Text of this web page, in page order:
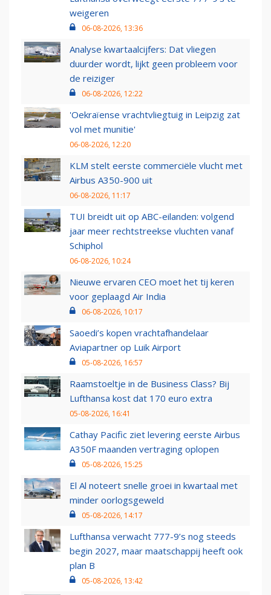
weigeren
06-08-2026, 13:36
Analyse kwartaalcijfers: Dat vliegen
duurder wordt, lijkt geen probleem voor
de reiziger
06-08-2026, 12:22
'Oekraïense vrachtvliegtuig in Leipzig zat
vol met munitie'
06-08-2026, 12:20
KLM stelt eerste commerciële vlucht met
Airbus A350-900 uit
06-08-2026, 11:17
TUI breidt uit op ABC-eilanden: volgend
jaar meer rechtstreekse vluchten vanaf
Schiphol
06-08-2026, 10:24
Nieuwe ervaren CEO moet het tij keren
voor geplaagd Air India
06-08-2026, 10:17
Saoedi’s kopen vrachtafhandelaar
Aviapartner op Luik Airport
05-08-2026, 16:57
Raamstoeltje in de Business Class? Bij
Lufthansa kost dat 170 euro extra
05-08-2026, 16:41
Cathay Pacific ziet levering eerste Airbus
A350F maanden vertraging oplopen
05-08-2026, 15:25
El Al noteert snelle groei in kwartaal met
minder oorlogsgeweld
05-08-2026, 14:17
Lufthansa verwacht 777-9’s nog steeds
begin 2027, maar maatschappij heeft ook
plan B
05-08-2026, 13:42